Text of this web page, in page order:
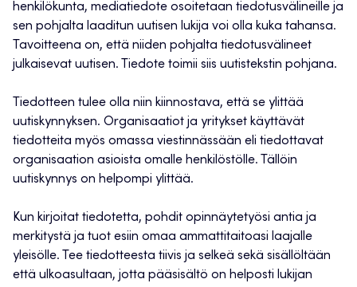
henkilökunta, mediatiedote osoitetaan tiedotusvälineille ja
sen pohjalta laaditun uutisen lukija voi olla kuka tahansa.
Tavoitteena on, että niiden pohjalta tiedotusvälineet
julkaisevat uutisen. Tiedote toimii siis uutistekstin pohjana.
Tiedotteen tulee olla niin kiinnostava, että se ylittää
uutiskynnyksen. Organisaatiot ja yritykset käyttävät
tiedotteita myös omassa viestinnässään eli tiedottavat
organisaation asioista omalle henkilöstölle. Tällöin
uutiskynnys on helpompi ylittää.
Kun kirjoitat tiedotetta, pohdit opinnäytetyösi antia ja
merkitystä ja tuot esiin omaa ammattitaitoasi laajalle
yleisölle. Tee tiedotteesta tiivis ja selkeä sekä sisällöltään
että ulkoasultaan, jotta pääsisältö on helposti lukijan